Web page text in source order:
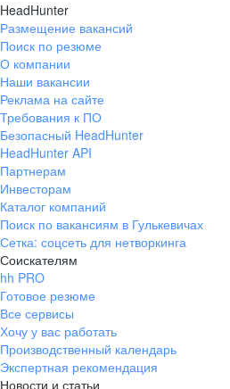
HeadHunter
Размещение вакансий
Поиск по резюме
О компании
Наши вакансии
Реклама на сайте
Требования к ПО
Безопасный HeadHunter
HeadHunter API
Партнерам
Инвесторам
Каталог компаний
Поиск по вакансиям в Гулькевичах
Сетка: соцсеть для нетворкинга
Соискателям
hh PRO
Готовое резюме
Все сервисы
Хочу у вас работать
Производственный календарь
Экспертная рекомендация
Новости и статьи